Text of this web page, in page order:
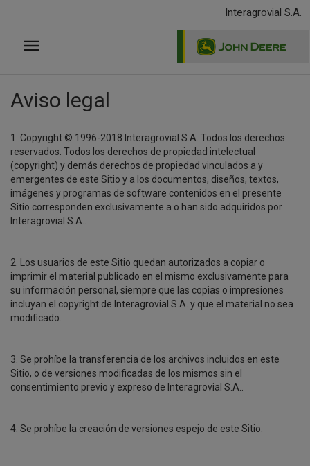
principal
Interagrovial S.A.
Aviso legal
1. Copyright © 1996-2018 Interagrovial S.A. Todos los derechos
reservados. Todos los derechos de propiedad intelectual
(copyright) y demás derechos de propiedad vinculados a y
emergentes de este Sitio y a los documentos, diseños, textos,
imágenes y programas de software contenidos en el presente
Sitio corresponden exclusivamente a o han sido adquiridos por
Interagrovial S.A..
2. Los usuarios de este Sitio quedan autorizados a copiar o
imprimir el material publicado en el mismo exclusivamente para
su información personal, siempre que las copias o impresiones
incluyan el copyright de Interagrovial S.A. y que el material no sea
modificado.
3. Se prohíbe la transferencia de los archivos incluidos en este
Sitio, o de versiones modificadas de los mismos sin el
consentimiento previo y expreso de Interagrovial S.A..
4. Se prohíbe la creación de versiones espejo de este Sitio.